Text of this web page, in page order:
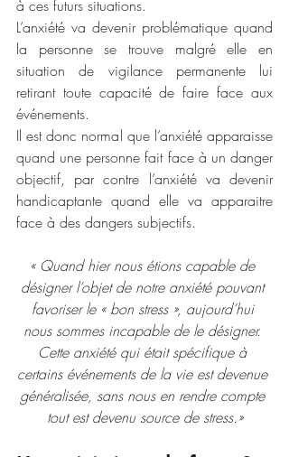
à ces futurs situations.
L’anxiété va devenir problématique quand
la personne se trouve malgré elle en
situation de vigilance permanente lui
retirant toute capacité de faire face aux
événements.
Il est donc normal que l’anxiété apparaisse
quand une personne fait face à un danger
objectif, par contre l’anxiété va devenir
handicaptante quand elle va apparaitre
face à des dangers subjectifs.
« Quand hier nous étions capable de
désigner l’objet de notre anxiété pouvant
favoriser le « bon stress », aujourd’hui
nous sommes incapable de le désigner.
Cette anxiété qui était spécifique à
certains événements de la vie est devenue
généralisée, sans nous en rendre compte
tout est devenu source de stress.»